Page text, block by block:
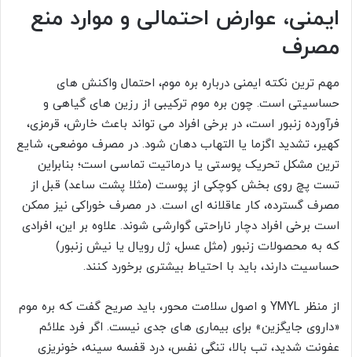
ایمنی، عوارض احتمالی و موارد منع
مصرف
مهم ترین نکته ایمنی درباره بره موم، احتمال واکنش های
حساسیتی است. چون بره موم ترکیبی از رزین های گیاهی و
فرآورده زنبور است، در برخی افراد می تواند باعث خارش، قرمزی،
کهیر، تشدید اگزما یا التهاب دهان شود. در مصرف موضعی، شایع
ترین مشکل تحریک پوستی یا درماتیت تماسی است؛ بنابراین
تست پچ روی بخش کوچکی از پوست (مثلا پشت ساعد) قبل از
مصرف گسترده، کار عاقلانه ای است. در مصرف خوراکی نیز ممکن
است برخی افراد دچار ناراحتی گوارشی شوند. علاوه بر این، افرادی
که به محصولات زنبور (مثل عسل، ژل رویال یا نیش زنبور)
حساسیت دارند، باید با احتیاط بیشتری برخورد کنند.
از منظر YMYL و اصول سلامت محور، باید صریح گفت که بره موم
«داروی جایگزین» برای بیماری های جدی نیست. اگر فرد علائم
عفونت شدید، تب بالا، تنگی نفس، درد قفسه سینه، خونریزی